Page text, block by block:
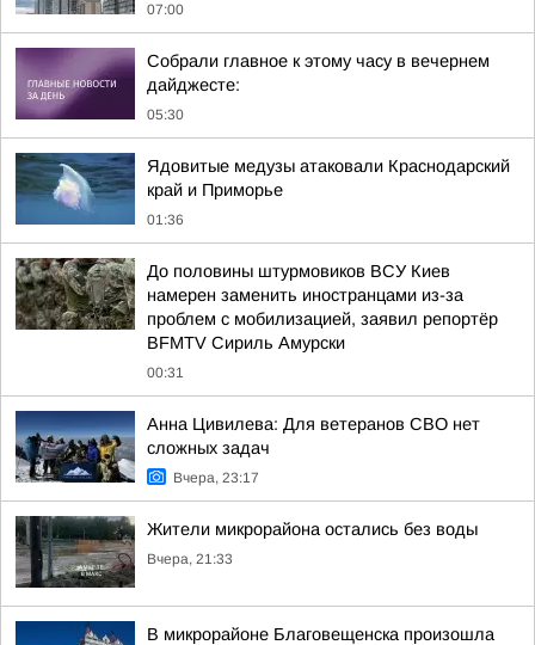
07:00
Собрали главное к этому часу в вечернем
дайджесте:
05:30
Ядовитые медузы атаковали Краснодарский
край и Приморье
01:36
До половины штурмовиков ВСУ Киев
намерен заменить иностранцами из-за
проблем с мобилизацией, заявил репортёр
BFMTV Сириль Амурски
00:31
Анна Цивилева: Для ветеранов СВО нет
сложных задач
Вчера, 23:17
Жители микрорайона остались без воды
Вчера, 21:33
В микрорайоне Благовещенска произошла